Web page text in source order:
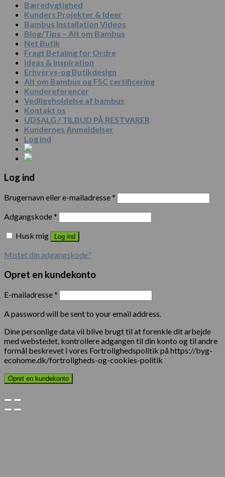
Bæredygtighed
Kunders Projekter & Ideer
Bambus Installation Videos
Blog/Tips – Alt om Bambus
Net Butik
Fragt Betaling for Ordre
Ideas & Inspiration
Erhvervs-og Butikdesign
Alt om Bambus og FSC certificering
Kundereferencer
Vedligeholdelse af bambus
Kontakt os
UDSALG / TILBUD PÅ RESTVARER
Kundernes Anmeldelser
Log ind
Log ind
Brugernavn eller e-mailadresse*
Adgangskode*
Husk mig
Log ind
Mistet din adgangskode?
Opret en kundekonto
E-mailadresse*
A password will be sent to your email address.
Dine personlige data vil blive brugt til at forenkle dit arbejde
med webstedet, kontrollere adgangen til din konto og til andre
formål beskrevet i vores Fortrolighedspolitik på https://byg-
ecohome.dk/fortroligheds-og-cookies-politik
Opret en kundekonto